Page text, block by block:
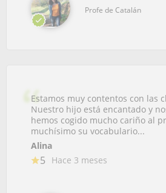
Profe de Catalán
Estamos muy contentos con las
Nuestro hijo está encantado y
hemos cogido mucho cariño al
muchísimo su vocabulario...
Alina
5 Hace 3 meses